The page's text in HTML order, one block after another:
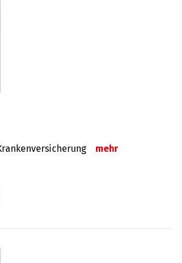
mehr